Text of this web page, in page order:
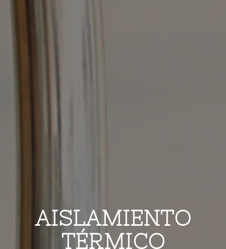
AISLAMIENTO
TÉRMICO